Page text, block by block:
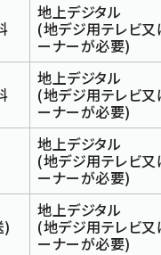
文字サイズ 標準
文字の大きさをも
拡大
文字を大
背景色変更 白
背景色の変更：白
黒
背景色の変更
青
背景色の
Foreign Language
地上デジタル
(地デジ用テレビ又
ーナーが必要)
地上デジタル
(地デジ用テレビ又
ーナーが必要)
地上デジタル
(地デジ用テレビ又
ーナーが必要)
)
地上デジタル
(地デジ用テレビ又
ーナーが必要)